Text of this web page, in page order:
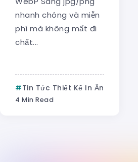
nhanh chóng và miễn
phí mà không mất đi
chất...
Tin Tức Thiết Kế In Ấn
4 Min Read